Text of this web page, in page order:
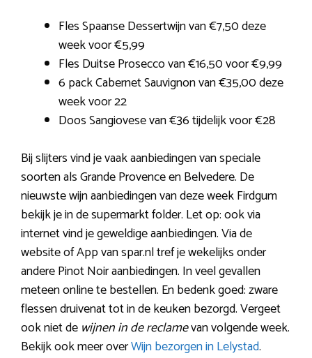
Fles Spaanse Dessertwijn van €7,50 deze
week voor €5,99
Fles Duitse Prosecco van €16,50 voor €9,99
6 pack Cabernet Sauvignon van €35,00 deze
week voor 22
Doos Sangiovese van €36 tijdelijk voor €28
Bij slijters vind je vaak aanbiedingen van speciale
soorten als Grande Provence en Belvedere. De
nieuwste wijn aanbiedingen van deze week Firdgum
bekijk je in de supermarkt folder. Let op: ook via
internet vind je geweldige aanbiedingen. Via de
website of App van spar.nl tref je wekelijks onder
andere Pinot Noir aanbiedingen. In veel gevallen
meteen online te bestellen. En bedenk goed: zware
flessen druivenat tot in de keuken bezorgd. Vergeet
ook niet de wijnen in de reclamevan volgende week.
Bekijk ook meer overWijn bezorgen in Lelystad.